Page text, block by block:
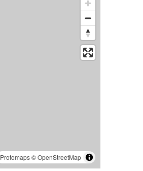
Protomaps©OpenStreetMap